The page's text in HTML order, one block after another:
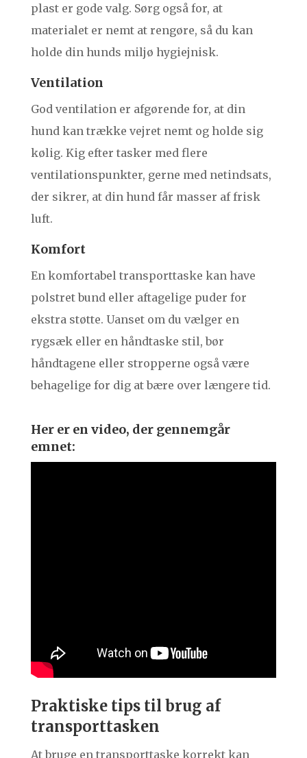
plast er gode valg. Sørg også for, at
materialet er nemt at rengøre, så du kan
holde din hunds miljø hygiejnisk.
Ventilation
God ventilation er afgørende for, at din
hund kan trække vejret nemt og holde sig
kølig. Kig efter tasker med flere
ventilationspunkter, gerne med netindsats,
der sikrer, at din hund får masser af frisk
luft.
Komfort
En komfortabel transporttaske kan have
polstret bund eller aftagelige puder for
ekstra støtte. Uanset om du vælger en
rygsæk eller en håndtaske stil, bør
håndtagene eller stropperne også være
behagelige for dig at bære over længere tid.
Her er en video, der gennemgår
emnet:
Praktiske tips til brug af
transporttasken
At bruge en transporttaske korrekt kan